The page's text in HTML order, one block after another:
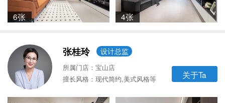
6张 4张
张桂玲 设计总监
所属门店：宝山店
擅长风格：现代简约,美式风格等
关于Ta